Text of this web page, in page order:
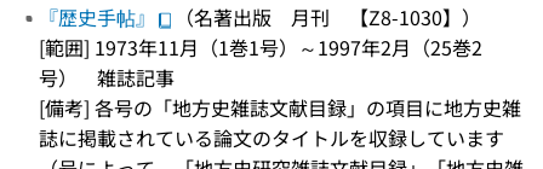
『歴史手帖』
（名著出版 月刊 【Z8-1030】）
[範囲] 1973年11月（1巻1号）～1997年2月（25巻2
号） 雑誌記事
[備考] 各号の「地方史雑誌文献目録」の項目に地方史雑
誌に掲載されている論文のタイトルを収録しています